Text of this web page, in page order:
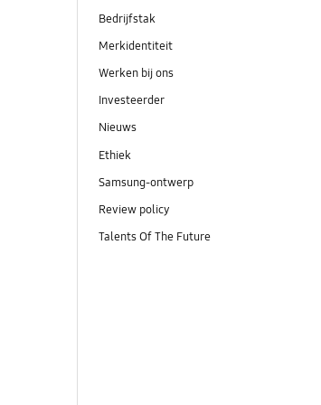
Bedrijfstak
Merkidentiteit
Werken bij ons
Investeerder
Nieuws
Ethiek
Samsung-ontwerp
Review policy
Talents Of The Future